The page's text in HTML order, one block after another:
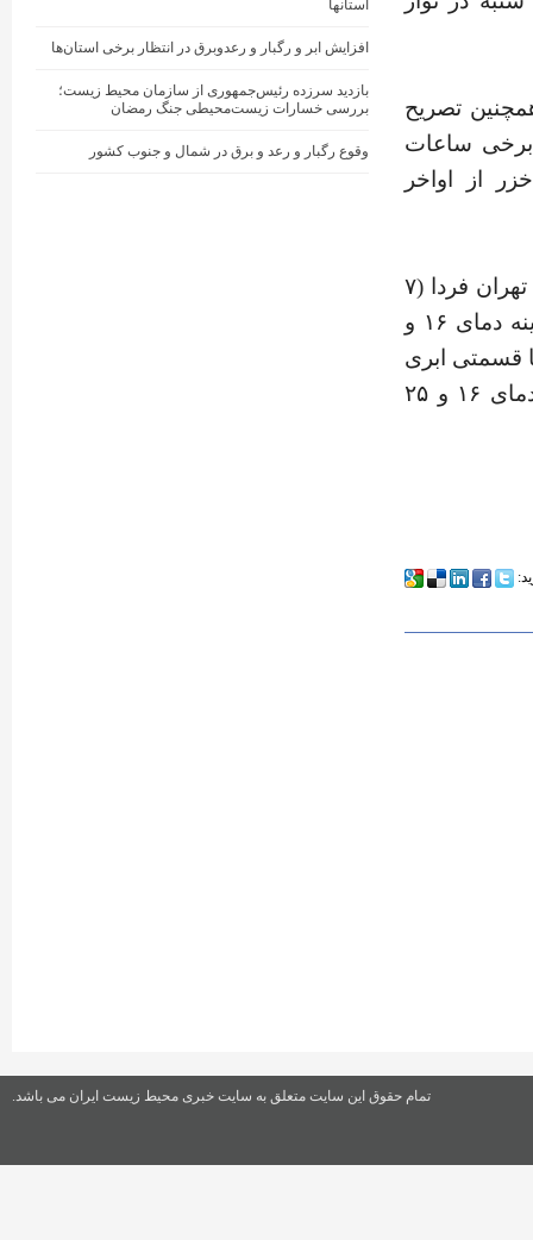
تصریح
ساعات
از اواخر
ضیائیان درباره وضعیت جوی تهران طی دو روز آینده گفت: آسمان تهران فردا (۷
آبان) صاف و وزش باد ملایم در بعضی ساعت‌ها غبار محلی با کمینه دمای ۱۶ و
(۸ آبان) کمی ابری تا قسمتی ابری
و غبار صبحگاهی در بعدازظهر وزش باد شدید با کمینه و بیشینه دمای ۱۶ و ۲۵
استانها
افزایش ابر و رگبار و رعدوبرق در انتظار برخی استان‌ها
بازدید سرزده رئیس‌جمهوری از سازمان محیط‌ زیست؛
بررسی خسارات زیست‌محیطی جنگ رمضان
وقوع رگبار و رعد و برق در شمال و جنوب کشور
تمام حقوق این سایت متعلق به سایت خبری محیط زیست ایران می باشد.